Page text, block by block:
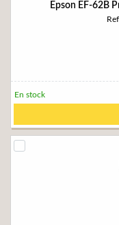
Epson EF-62B
En stock